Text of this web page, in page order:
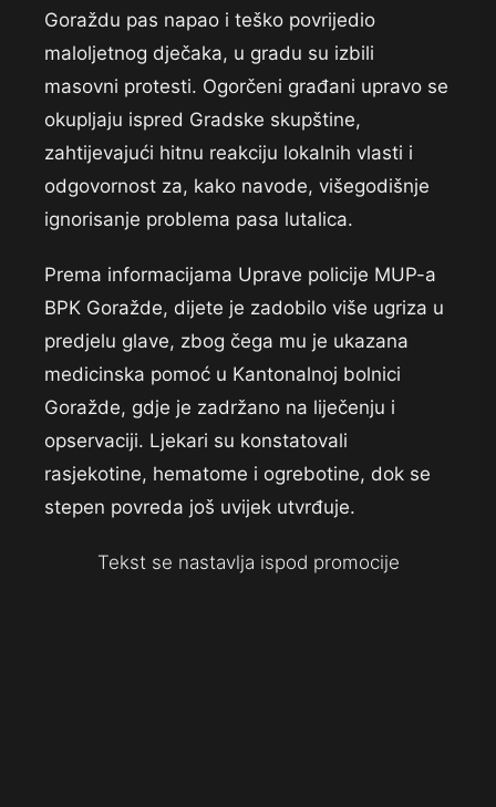
Goraždu pas napao i teško povrijedio
maloljetnog dječaka, u gradu su izbili
masovni protesti. Ogorčeni građani upravo se
okupljaju ispred Gradske skupštine,
zahtijevajući hitnu reakciju lokalnih vlasti i
odgovornost za, kako navode, višegodišnje
ignorisanje problema pasa lutalica.
Prema informacijama Uprave policije MUP-a
BPK Goražde, dijete je zadobilo više ugriza u
predjelu glave, zbog čega mu je ukazana
medicinska pomoć u Kantonalnoj bolnici
Goražde, gdje je zadržano na liječenju i
opservaciji. Ljekari su konstatovali
rasjekotine, hematome i ogrebotine, dok se
stepen povreda još uvijek utvrđuje.
Tekst se nastavlja ispod promocije